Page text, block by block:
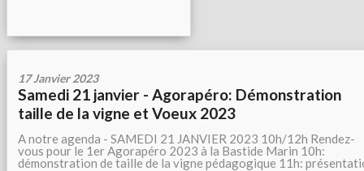
17 Janvier 2023
Samedi 21 janvier - Agorapéro: Démonstration
taille de la vigne et Voeux 2023
A notre agenda - SAMEDI 21 JANVIER 2023 10h/12h Rendez-
vous pour le 1er Agorapéro 2023 à la Bastide Marin 10h:
démonstration de taille de la vigne pédagogique 11h: